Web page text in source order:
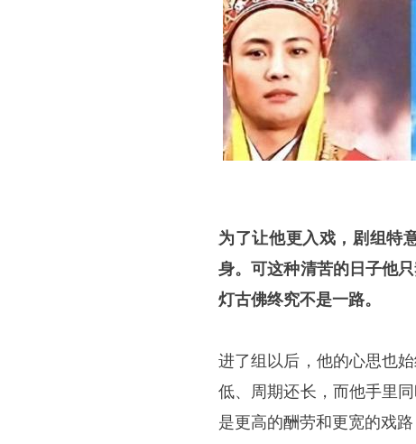
为了让他更入戏，剧组特
身。可这种清苦的日子他
灯古佛终究不是一路。
进了组以后，他的心思也
低、周期还长，而他手里
是更高的酬劳和更宽的戏